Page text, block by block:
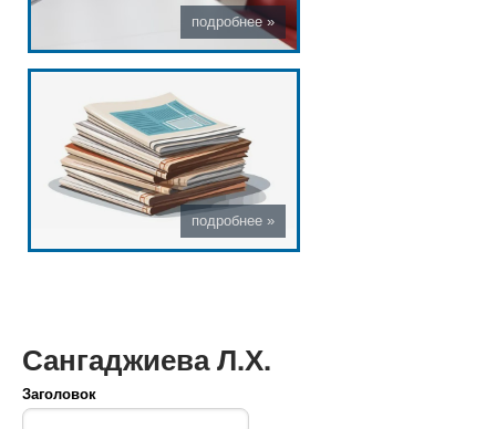
Сангаджиева Л.Х.
Заголовок